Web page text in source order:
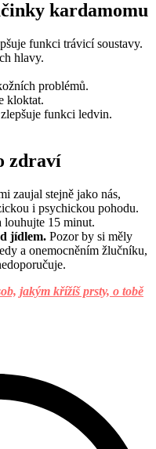
kardamomu
funkci trávicí soustavy.
hlavy.
problémů.
kloktat.
funkci ledvin.
zdraví
zaujal stejně jako nás,
i psychickou pohodu.
15 minut.
jídlem. Pozor by si měly
a onemocněním žlučníku,
jakým křížíš prsty, o tobě